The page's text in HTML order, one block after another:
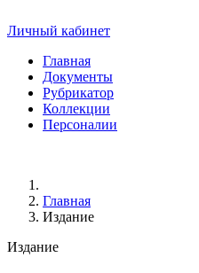
Личный кабинет
Главная
Документы
Рубрикатор
Коллекции
Персоналии
Главная
Издание
Издание